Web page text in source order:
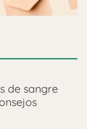
de sangre